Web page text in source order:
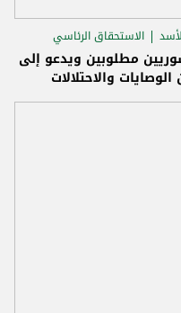
الاستحقاق الرئاسي
مطلوبين ويدعو إلى
والاحتلالات